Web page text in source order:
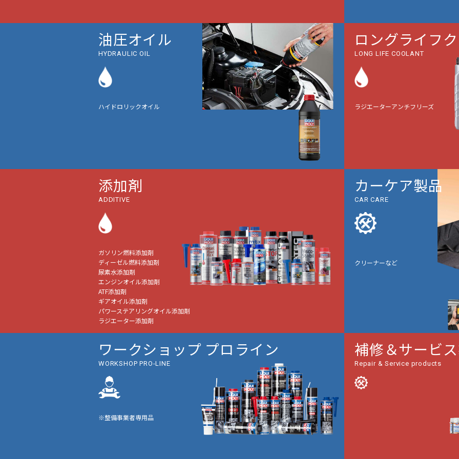
油圧オイル
HYDRAULIC OIL
ハイドロリックオイル
ロングライフ
LONG LIFE COOLANT
ラジエーターアンチフリーズ
添加剤
ADDITIVE
ガソリン燃料添加剤
ディーゼル燃料添加剤
尿素水添加剤
エンジンオイル添加剤
ATF添加剤
ギアオイル添加剤
パワーステアリングオイル添加剤
ラジエーター添加剤
カーケア製品
CAR CARE
クリーナーなど
ワークショップ プロライン
WORKSHOP PRO-LINE
※整備事業者専用品
補修＆サービ
Repair & Service products